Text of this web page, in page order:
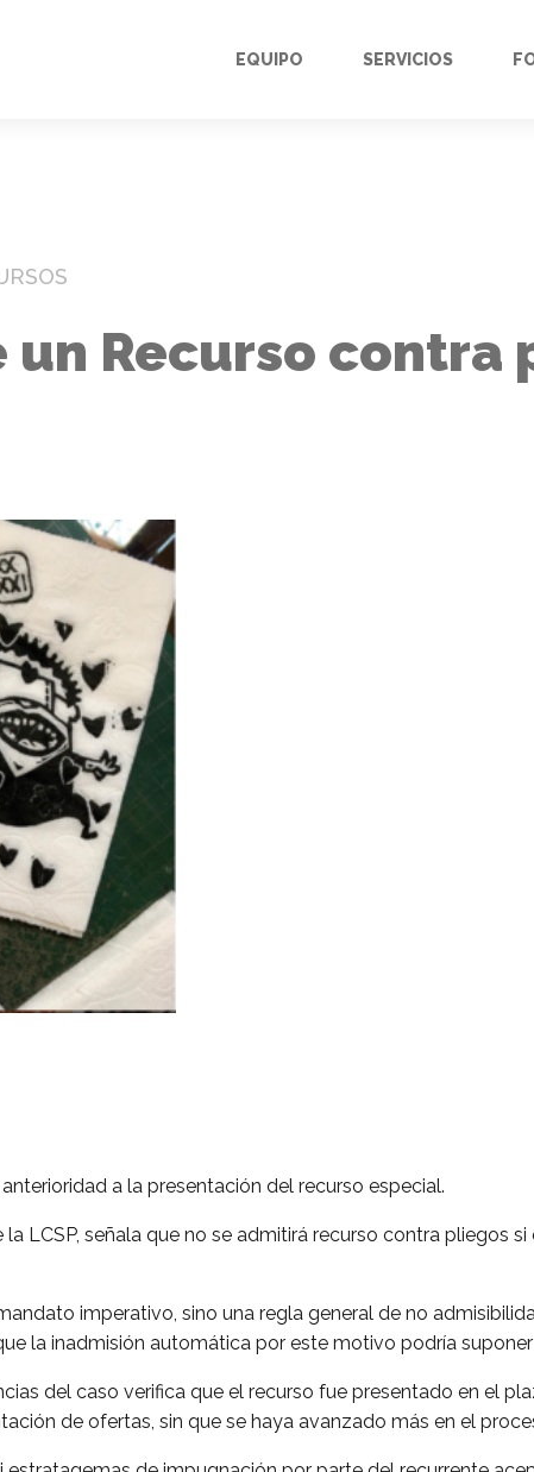
EQUIPO SERVICIOS
un Recurso
a la presentación del recurso especial.
LCSP, señala que no se admitirá recurso contra pliegos
imperativo, sino una regla general de no
la inadmisión automática por este motivo podría
del caso verifica que el recurso fue presentado en el
de ofertas, sin que se haya avanzado más en el